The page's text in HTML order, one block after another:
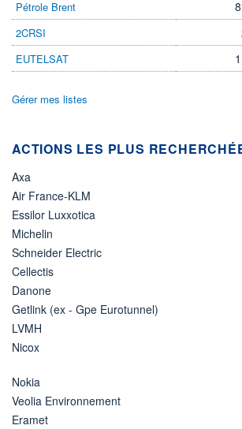
0,00 CAD DIVIDENDE
DIVIDENDE
-
Non éligible
Boursobank
Pétrole Brent
2CRSI
EUTELSAT
Gérer mes listes
ACTIONS LES PLUS
Axa
Air France-KLM
Essilor Luxxotica
Michelin
Schneider Electric
Cellectis
Danone
Getlink (ex - Gpe Eurotunnel)
LVMH
Nicox
Nokia
Veolia Environnement
Eramet